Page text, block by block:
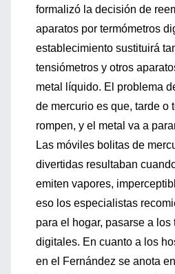
formalizó la decisión de
aparatos por termómetros
establecimiento sustituirá
tensiómetros y otros
metal líquido. El problema
de mercurio es que, tarde o
rompen, y el metal va a
Las móviles bolitas de
divertidas resultaban
emiten vapores,
eso los especialistas
para el hogar, pasarse a los
digitales. En cuanto a los
en el Fernández se anota